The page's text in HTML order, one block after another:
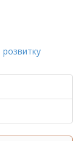
розвитку